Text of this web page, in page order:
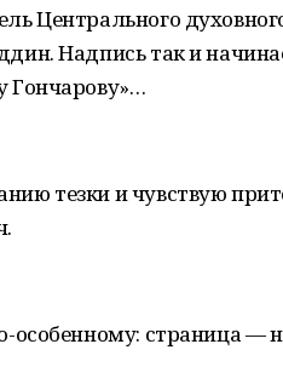
Центрального
Надпись так и
Гончарову»…
тезки и чувствую
особенному: страница —